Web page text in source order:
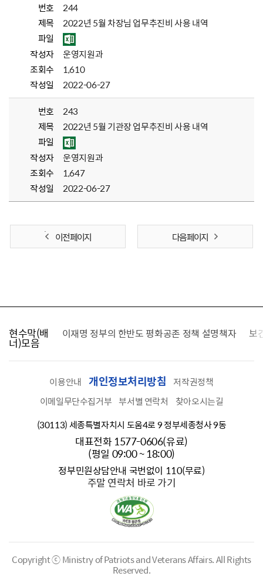
번호
244
제목
2022년 5월 차장님 업무추진비 사용 내역
파일
작성자
운영지원과
조회수
1,610
작성일
2022-06-27
번호
243
제목
2022년 5월 기관장 업무추진비 사용 내역
파일
작성자
운영지원과
조회수
1,647
작성일
2022-06-27
이전 페이지 다음 페이지
현수막(배
너)모음
찾습니다 이재명 정부의 한반도 평화공존 정책 설명책자 보
이용안내 개인정보처리방침
저작권정책
이메일무단수집거부 부서별 연락처
찾아오시는길
(30113) 세종특별자치시 도움4로 9 정부세종청사 9동
대표전화 1577-0606(유료)
(평일 09:00 ~ 18:00)
정부민원상담안내 국번없이 110(무료)
주말 연락처 바로 가기
Copyright ⓒ Ministry of Patriots and Veterans Affairs.All Rights
Reserved.